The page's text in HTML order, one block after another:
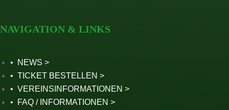
NAVIGATION & LINKS
NEWS
TICKET BESTELLEN
VEREINSINFORMATIONEN
FAQ / INFORMATIONEN